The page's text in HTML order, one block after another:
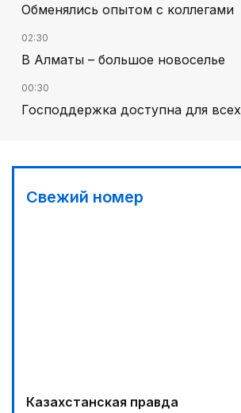
Обменялись опытом с коллегами
02:30
В Алматы – большое новоселье
00:30
Господдержка доступна для всех
Свежий номер
Казахстанская правда